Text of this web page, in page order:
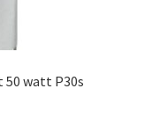
watt P30s